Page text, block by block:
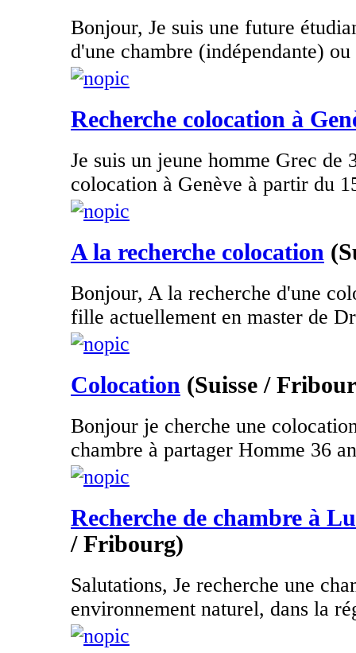
Bonjour, Je suis une future
d'une chambre (indépendante)
Recherche colocation à
Je suis un jeune homme Grec de
colocation à Genève à partir du
A la recherche colocation
Bonjour, A la recherche d'une
fille actuellement en master de
Colocation (Suisse /
Bonjour je cherche une
chambre à partager Homme 36
Recherche de chambre à
/ Fribourg)
Salutations, Je recherche une
environnement naturel, dans la